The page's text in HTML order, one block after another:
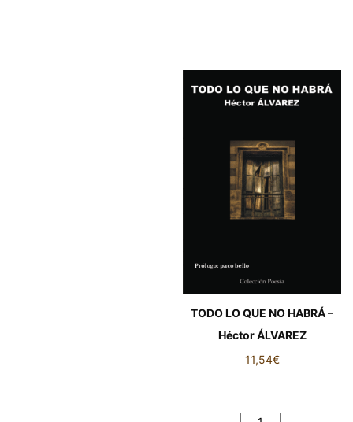
TODO LO QUE NO HABRÁ –
Héctor ÁLVAREZ
11,54€